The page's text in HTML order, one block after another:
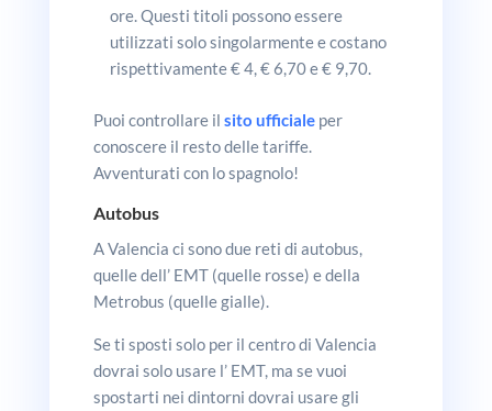
ore. Questi titoli possono essere
utilizzati solo singolarmente e costano
rispettivamente € 4, € 6,70 e € 9,70.
Puoi controllare il sito ufficialeper
conoscere il resto delle tariffe.
Avventurati con lo spagnolo!
Autobus
A Valencia ci sono due reti di autobus,
quelle dell’ EMT (quelle rosse) e della
Metrobus (quelle gialle).
Se ti sposti solo per il centro di Valencia
dovrai solo usare l’ EMT, ma se vuoi
spostarti nei dintorni dovrai usare gli